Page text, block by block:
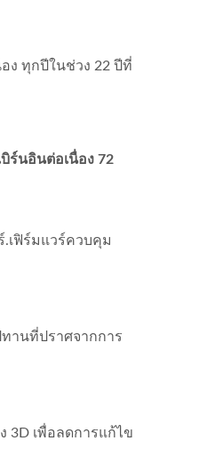
ง ทุกปีในช่วง 22 ปีที่
ร์นอินต่อเนื่อง 72
เฟิร์มแวร์ควบคุม
านที่ปราศจากการ
3D เพื่อลดการแก้ไข